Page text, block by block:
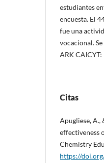
estudiantes
encuesta. El
fue una
vocacional.
ARK
Citas
Apugliese, A.,
effectiveness
Chemistry
https://